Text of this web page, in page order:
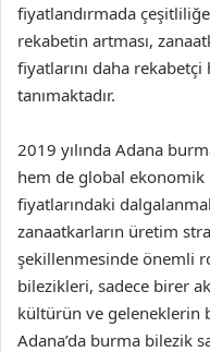
fiyatlandırmada
rekabetin artması,
fiyatlarını daha
tanımaktadır.
2019 yılında Adana
hem de global ekonomik
fiyatlarındaki
zanaatkarların üretim
şekillenmesinde önemli
bilezikleri, sadece birer
kültürün ve geleneklerin
Adana’da burma bilezik